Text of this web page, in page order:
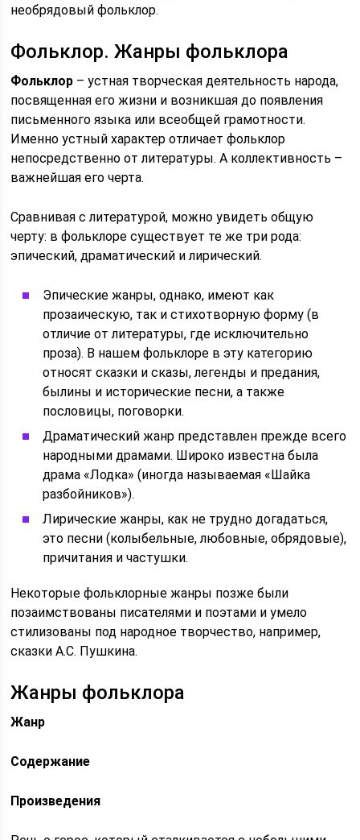
необрядовый фольклор.
Фольклор. Жанры фольклора
Фольклор – устная творческая деятельность народа,
посвященная его жизни и возникшая до появления
письменного языка или всеобщей грамотности.
Именно устный характер отличает фольклор
непосредственно от литературы. А коллективность –
важнейшая его черта.
Сравнивая с литературой, можно увидеть общую
черту: в фольклоре существует те же три рода:
эпический, драматический и лирический.
Эпические жанры, однако, имеют как
прозаическую, так и стихотворную форму (в
отличие от литературы, где исключительно
проза). В нашем фольклоре в эту категорию
относят сказки и сказы, легенды и предания,
былины и исторические песни, а также
пословицы, поговорки.
Драматический жанр представлен прежде всего
народными драмами. Широко известна была
драма «Лодка» (иногда называемая «Шайка
разбойников»).
Лирические жанры, как не трудно догадаться,
это песни (колыбельные, любовные, обрядовые),
причитания и частушки.
Некоторые фольклорные жанры позже были
позаимствованы писателями и поэтами и умело
стилизованы под народное творчество, например,
сказки А.С. Пушкина.
Жанры фольклора
Жанр
Содержание
Произведения